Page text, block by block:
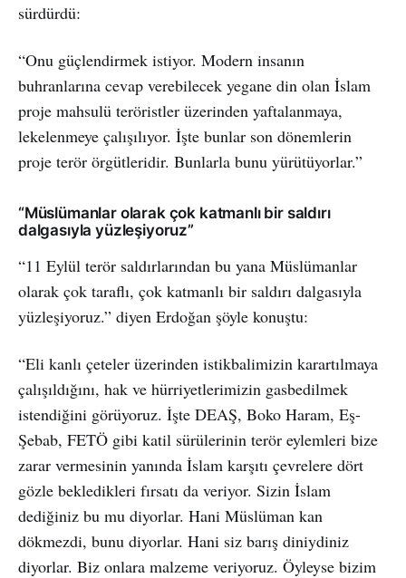
sürdürdü:
“Onu güçlendirmek istiyor. Modern insanın
buhranlarına cevap verebilecek yegane din olan İslam
proje mahsulü teröristler üzerinden yaftalanmaya,
lekelenmeye çalışılıyor. İşte bunlar son dönemlerin
proje terör örgütleridir. Bunlarla bunu yürütüyorlar.”
“Müslümanlar olarak çok katmanlı bir saldırı
dalgasıyla yüzleşiyoruz”
“11 Eylül terör saldırlarından bu yana Müslümanlar
olarak çok taraflı, çok katmanlı bir saldırı dalgasıyla
yüzleşiyoruz.” diyen Erdoğan şöyle konuştu:
“Eli kanlı çeteler üzerinden istikbalimizin karartılmaya
çalışıldığını, hak ve hürriyetlerimizin gasbedilmek
istendiğini görüyoruz. İşte DEAŞ, Boko Haram, Eş-
Şebab, FETÖ gibi katil sürülerinin terör eylemleri bize
zarar vermesinin yanında İslam karşıtı çevrelere dört
gözle bekledikleri fırsatı da veriyor. Sizin İslam
dediğiniz bu mu diyorlar. Hani Müslüman kan
dökmezdi, bunu diyorlar. Hani siz barış diniydiniz
diyorlar. Biz onlara malzeme veriyoruz. Öyleyse bizim